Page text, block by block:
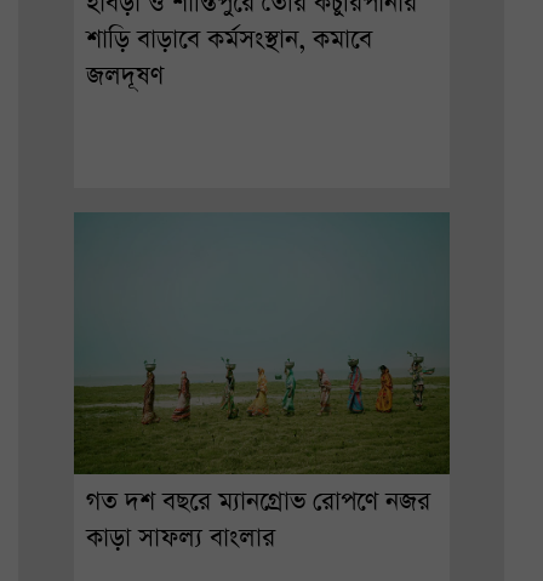
শাড়ি বাড়াবে কর্মসংস্থান, কমাবে
জলদূষণ
গত দশ বছরে ম্যানগ্রোভ রোপণে নজর
কাড়া সাফল্য বাংলার